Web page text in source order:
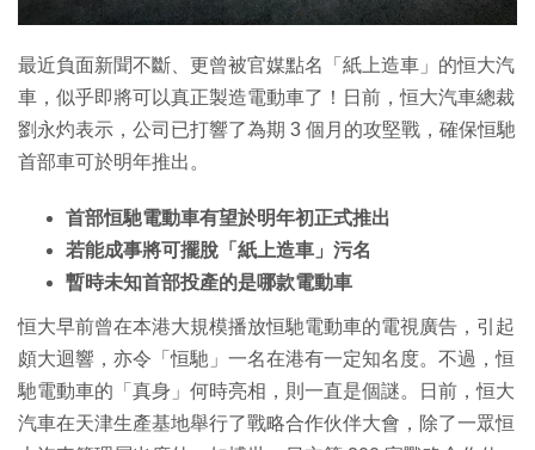
最近負面新聞不斷、更曾被官媒點名「紙上造車」的恒大汽
車，似乎即將可以真正製造電動車了！日前，恒大汽車總裁
劉永灼表示，公司已打響了為期 3 個月的攻堅戰，確保恒馳
首部車可於明年推出。
首部恒馳電動車有望於明年初正式推出
若能成事將可擺脫「紙上造車」污名
暫時未知首部投產的是哪款電動車
恒大早前曾在本港大規模播放恒馳電動車的電視廣告，引起
頗大迴響，亦令「恒馳」一名在港有一定知名度。不過，恒
馳電動車的「真身」何時亮相，則一直是個謎。日前，恒大
汽車在天津生產基地舉行了戰略合作伙伴大會，除了一眾恒